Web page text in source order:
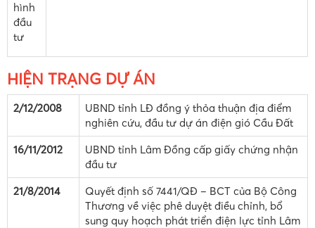
hình
đầu
tư
HIỆN TRẠNG DỰ ÁN
2/12/2008
UBND tỉnh LĐ đồng ý thỏa thuận địa điểm
nghiên cứu, đầu tư dự án điện gió Cầu Đất
16/11/2012
UBND tỉnh Lâm Đồng cấp giấy chứng nhận
đầu tư
21/8/2014
Quyết định số 7441/QĐ – BCT của Bộ Công
Thương về việc phê duyệt điều chỉnh, bổ
sung quy hoạch phát triển điện lực tỉnh Lâm